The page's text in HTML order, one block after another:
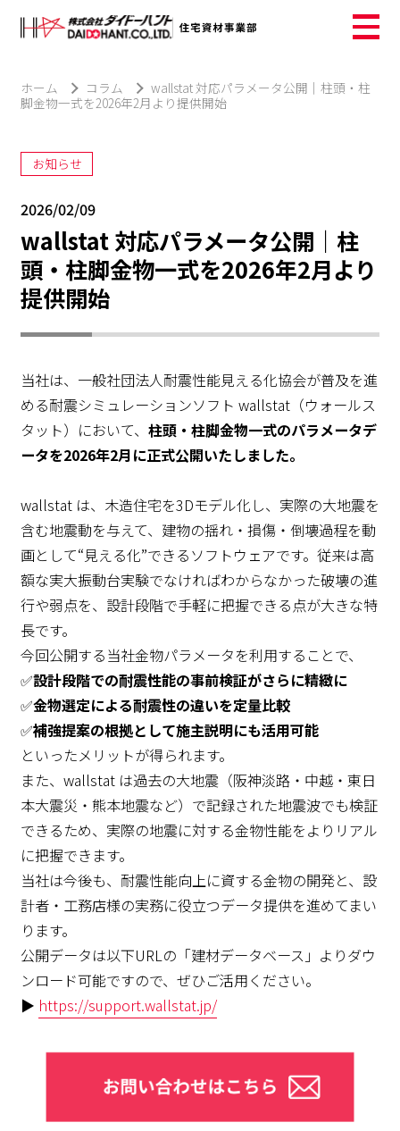
ホーム コラム
wallstat 対応パラメータ公開｜柱頭・柱
脚金物一式を2026年2月より提供開始
お知らせ
2026/02/09
wallstat 対応パラメータ公開｜柱
頭・柱脚金物一式を2026年2月より
提供開始
当社は、一般社団法人耐震性能見える化協会が普及を進
める耐震シミュレーションソフト wallstat（ウォールス
タット）において、 柱頭・柱脚金物一式のパラメータデ
ータを2026年2月に正式公開いたしました。
wallstat は、木造住宅を3Dモデル化し、実際の大地震を
含む地震動を与えて、建物の揺れ・損傷・倒壊過程を動
画として“見える化”できるソフトウェアです。従来は高
額な実大振動台実験でなければわからなかった破壊の進
行や弱点を、設計段階で手軽に把握できる点が大きな特
長です。
今回公開する当社金物パラメータを利用することで、
✅設計段階での耐震性能の事前検証がさらに精緻に
✅金物選定による耐震性の違いを定量比較
✅補強提案の根拠として施主説明にも活用可能
といったメリットが得られます。
また、wallstat は過去の大地震（阪神淡路・中越・東日
本大震災・熊本地震など）で記録された地震波でも検証
できるため、実際の地震に対する金物性能をよりリアル
に把握できます。
当社は今後も、耐震性能向上に資する金物の開発と、設
計者・工務店様の実務に役立つデータ提供を進めてまい
ります。
公開データは以下URLの「建材データベース」よりダウ
ンロード可能ですので、ぜひご活用ください。
▶ https://support.wallstat.jp/